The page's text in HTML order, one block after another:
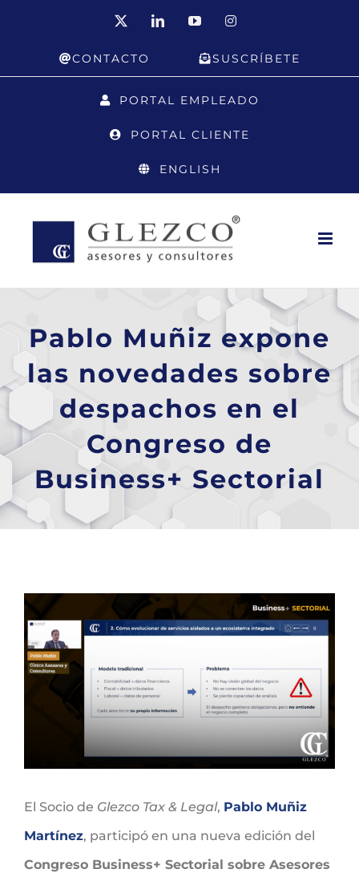
LinkedInYouTubeInstagram
CONTACTO SUSCRÍBETE
PORTAL EMPLEADO
PORTAL CLIENTE
ENGLISH
Pablo Muñiz expone
las novedades sobre
despachos en el
Congreso de
Business+ Sectorial
Ver
imagen
más
grande
El Socio de Glezco Tax & Legal, Pablo Muñiz
Martínez, participó en una nueva edición del
Congreso Business+ Sectorial sobre Asesores